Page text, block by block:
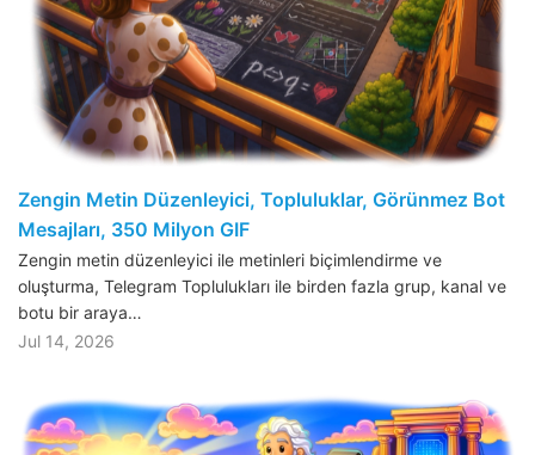
Zengin Metin Düzenleyici, Topluluklar, Görünmez Bot
Mesajları, 350 Milyon GIF
Zengin metin düzenleyici ile metinleri biçimlendirme ve
oluşturma, Telegram Toplulukları ile birden fazla grup, kanal ve
botu bir araya…
Jul 14, 2026